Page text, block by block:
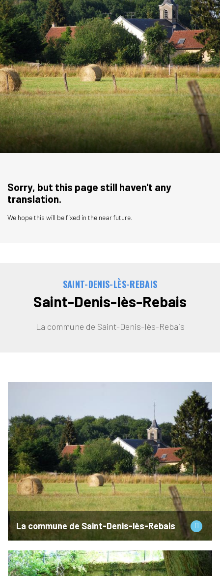
Sorry, but this page still haven't any
translation.
We hope this will be fixed in the near future.
SAINT-DENIS-LÈS-REBAIS
Saint-Denis-lès-Rebais
La commune de Saint-Denis-lès-Rebais
La commune de Saint-Denis-lès-Rebais